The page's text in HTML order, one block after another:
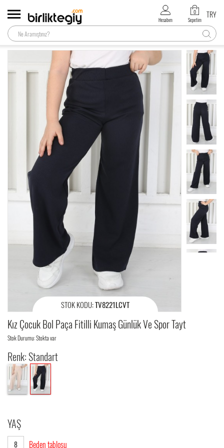
Hesabım
0
Sepetim
TRY
STOK KODU:TV8221LCVT
Kız Çocuk Bol Paça Fitilli Kumaş Günlük Ve Spor Tayt
Stok Durumu: Stokta var
Renk: Standart
YAŞ
8 Beden tablosu